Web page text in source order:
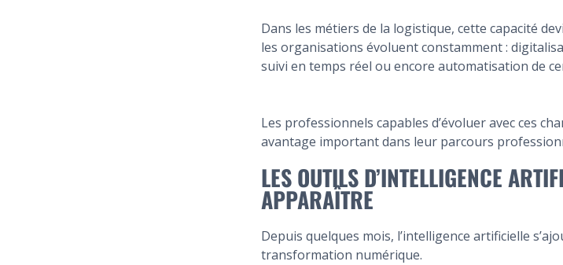
Dans les métiers de la logistique, cette capacité
les organisations évoluent constamment :
suivi en temps réel ou encore automatisation de
Les professionnels capables d’évoluer avec ces
avantage important dans leur parcours
LES OUTILS D’INTELLIGENCE
APPARAÎTRE
Depuis quelques mois, l’intelligence artificielle
transformation numérique.